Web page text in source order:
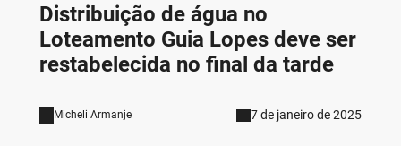
Distribuição de água no
Loteamento Guia Lopes deve ser
restabelecida no final da tarde
Micheli Armanje 7 de janeiro de 2025